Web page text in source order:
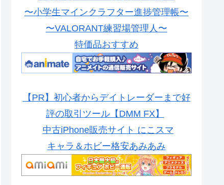
〜小学生マインクラフター進捗管理帳〜
〜VALORANT練習場管理人〜
特価品おすすめ
【PR】初心者からデイトレーダーまで好
評の取引ツール【DMM FX】
中古iPhone販売サイト にこスマ
キャラ＆ホビー格安あみあみ